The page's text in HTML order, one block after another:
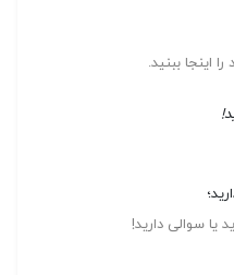
اینجا ببنید.
یا سوالی دارید!